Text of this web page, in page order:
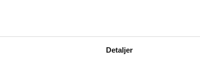
Detaljer